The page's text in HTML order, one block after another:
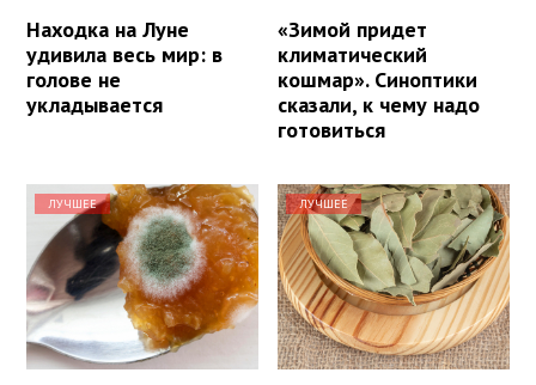
Находка на Луне
удивила весь мир: в
голове не
укладывается
«Зимой придет
климатический
кошмар». Синоптики
сказали, к чему надо
готовиться
ЛУЧШЕЕ ЛУЧШЕЕ